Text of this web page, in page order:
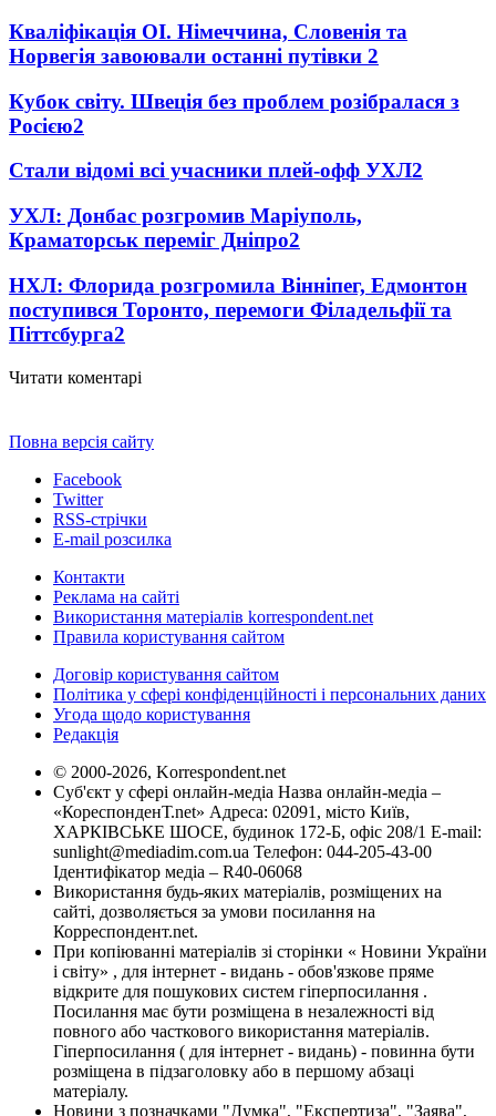
Кваліфікація ОІ. Німеччина, Словенія та
Норвегія завоювали останні путівки 2
Кубок світу. Швеція без проблем розібралася з
Росією2
Стали відомі всі учасники плей-офф УХЛ2
УХЛ: Донбас розгромив Маріуполь,
Краматорськ переміг Дніпро2
НХЛ: Флорида розгромила Вінніпег, Едмонтон
поступився Торонто, перемоги Філадельфії та
Піттсбурга2
Читати коментарі
Повна версія сайту
Facebook
Twitter
RSS-стрічки
E-mail розсилка
Контакти
Реклама на сайті
Використання матеріалів korrespondent.net
Правила користування сайтом
Договір користування сайтом
Політика у сфері конфіденційності і персональних даних
Угода щодо користування
Редакція
© 2000-2026, Korrespondent.net
Суб'єкт у сфері онлайн-медіа Назва онлайн-медіа –
«КореспонденТ.net» Адреса: 02091, місто Київ,
ХАРКІВСЬКЕ ШОСЕ, будинок 172-Б, офіс 208/1 E-mail:
sunlight@mediadim.com.ua Телефон: 044-205-43-00
Ідентифікатор медіа – R40-06068
Використання будь-яких матеріалів, розміщених на
сайті, дозволяється за умови посилання на
Корреспондент.net.
При копіюванні матеріалів зі сторінки « Новини України
і світу» , для інтернет - видань - обов'язкове пряме
відкрите для пошукових систем гіперпосилання .
Посилання має бути розміщена в незалежності від
повного або часткового використання матеріалів.
Гіперпосилання ( для інтернет - видань) - повинна бути
розміщена в підзаголовку або в першому абзаці
матеріалу.
Новини з позначками "Думка", "Експертиза", "Заява",